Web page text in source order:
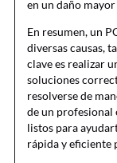
en un daño
En resumen, un
diversas causas,
clave es realizar
soluciones
resolverse de
de un profesional
listos para
rápida y eficiente